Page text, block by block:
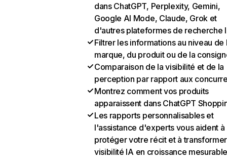
dans ChatGPT, Perplexity, Gemini,
Google AI Mode, Claude, Grok et
d'autres plateformes de recherche
Filtrer les informations au niveau de
marque, du produit ou de la
Comparaison de la visibilité et de la
perception par rapport aux
Montrez comment vos produits
apparaissent dans ChatGPT
Les rapports personnalisables et
l'assistance d'experts vous aident à
protéger votre récit et à
visibilité IA en croissance